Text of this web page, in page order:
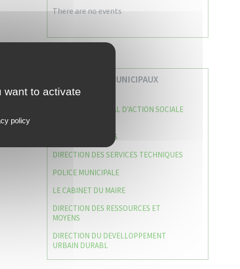
There are no events
VOS SERVICES MUNICIPAUX
CENTRE COMMUNAL D’ACTION SOCIALE
CAISSE DES ÉCOLES
DIRECTION DES SERVICES TECHNIQUES
POLICE MUNICIPALE
LE CABINET DU MAIRE
DIRECTION DES RESSOURCES ET
MOYENS
DIRECTION DU DEVELLOPPEMENT
URBAIN DURABL
want to activate
policy